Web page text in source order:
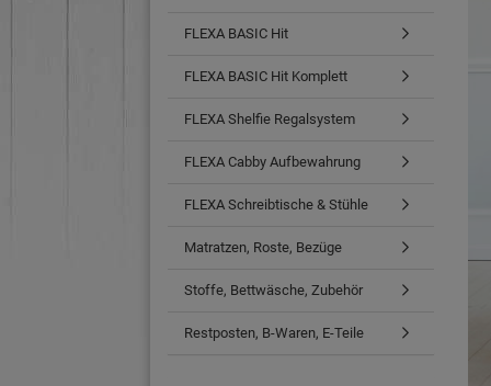
FLEXA BASIC Hit
FLEXA BASIC Hit Komplett
FLEXA Shelfie Regalsystem
FLEXA Cabby Aufbewahrung
FLEXA Schreibtische & Stühle
Matratzen, Roste, Bezüge
Stoffe, Bettwäsche, Zubehör
Restposten, B-Waren, E-Teile